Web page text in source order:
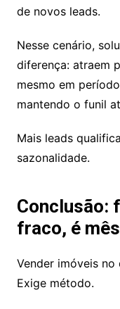
de novos leads.
Nesse cenário,
diferença: atraem
mesmo em
mantendo o funil
Mais leads
sazonalidade.
Conclusão:
fraco, é
Vender imóveis
Exige método.